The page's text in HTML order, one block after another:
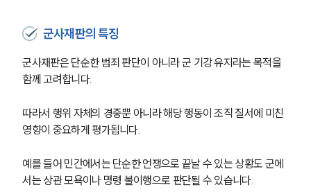
군사재판의 특징
군사재판은 단순한 범죄 판단이 아니라 군 기강 유지라는 목적을
함께 고려합니다.
따라서 행위 자체의 경중뿐 아니라 해당 행동이 조직 질서에 미친
영향이 중요하게 평가됩니다.
예를 들어 민간에서는 단순한 언쟁으로 끝날 수 있는 상황도 군에
서는 상관 모욕이나 명령 불이행으로 판단될 수 있습니다.